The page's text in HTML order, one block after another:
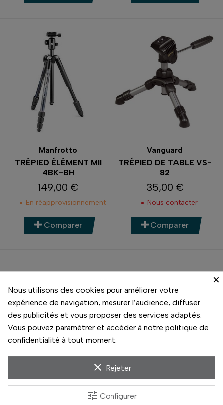
Manfrotto
TRÉPIED ÉLÉMENT MII
4BK-BH
Prix
149,00 €
En réapprovisionnement
Comparer
Vanguard
TRÉPIED DE TABLE VS-
82
Prix
35,00 €
Nous contacter
Comparer
Rollei
TRÉPIED DE TABLE
Manfrotto
TRÉPIED DE POCHE NOIR
×
Nous utilisons des cookies pour améliorer votre
expérience de navigation, mesurer l’audience, diffuser
des publicités et vous proposer des services adaptés.
Vous pouvez paramétrer et accéder à notre politique de
confidentialité à tout moment.
clear Rejeter
tune Configurer